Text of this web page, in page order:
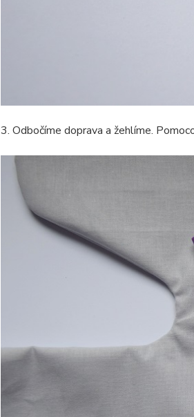
3. Odbočíme doprava a žehlíme.